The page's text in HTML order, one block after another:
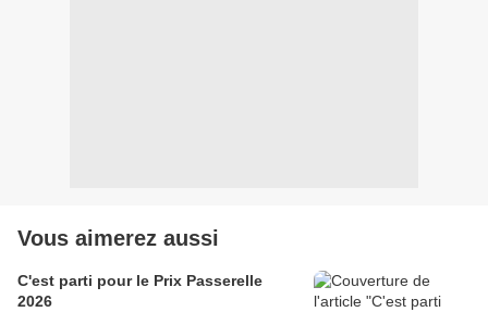
Vous aimerez aussi
C'est parti pour le Prix Passerelle
2026